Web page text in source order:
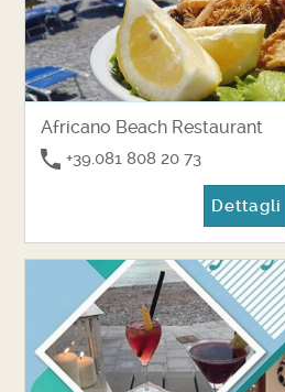
Africano Beach Restaurant
+39.081 808 20 73
Dettagli